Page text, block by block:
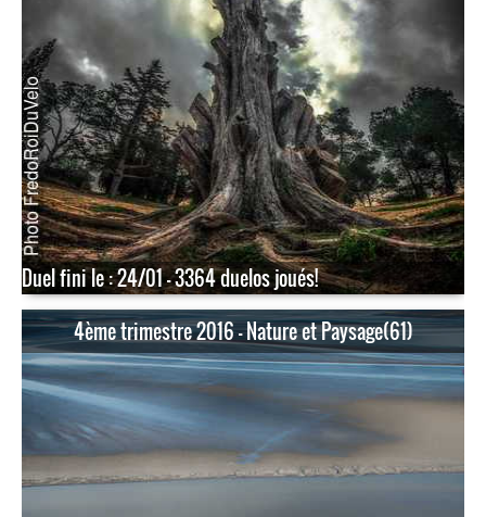
Duel fini le : 24/01 - 3364 duelos joués!
4ème trimestre 2016 - Nature et Paysage(61)